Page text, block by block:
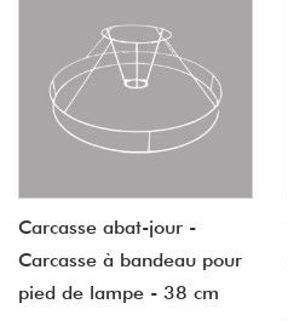
Carcasse abat-jour -
Carcasse à bandeau pour
pied de lampe - 38 cm